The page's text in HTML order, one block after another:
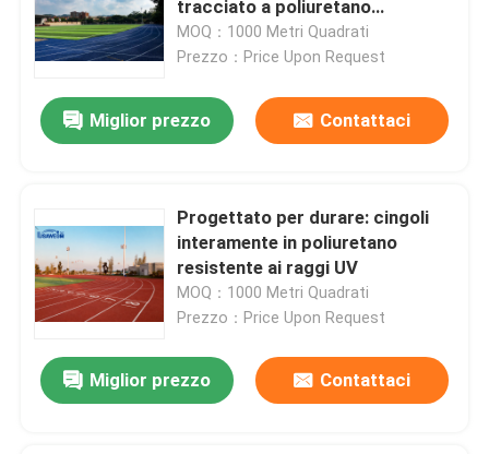
Tappeto erboso artificiale dell'erba del giardino
Pavimenti sportivi in poliuretano
Accessori artificiali del prato inglese
Macchinario di costruzione elettrico
Pavimentazione di sport del PVC
tracciato a poliuretano
completo
MOQ：1000 Metri Quadrati
Prezzo：Price Upon Request
Miglior prezzo Contattaci
Progettato per durare: cingoli
interamente in poliuretano
resistente ai raggi UV
MOQ：1000 Metri Quadrati
Prezzo：Price Upon Request
Miglior prezzo Contattaci